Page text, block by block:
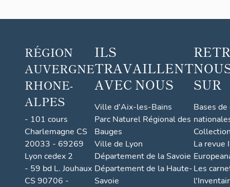
RÉGION
AUVERGNE
RHONE-
ALPES
- 101 cours
Charlemagne CS
20033 - 69269
Lyon cedex 2
- 59 bd L. Jouhaux
CS 90706 -
ILS
TRAVAILLENT
AVEC NOUS
Ville d'Aix-les-Bains
Parc Naturel Régional des
Bauges
Ville de Lyon
Département de la Savoie
Département de la Haute-
Savoie
SUR
Bases
La revue
Les